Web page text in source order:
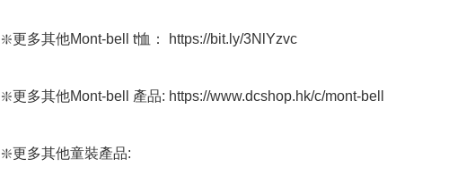
❇️更多其他Mont-bell t恤： https://bit.ly/3NlYzvc
❇️更多其他Mont-bell 產品: https://www.dcshop.hk/c/mont-bell
❇️更多其他童裝產品: